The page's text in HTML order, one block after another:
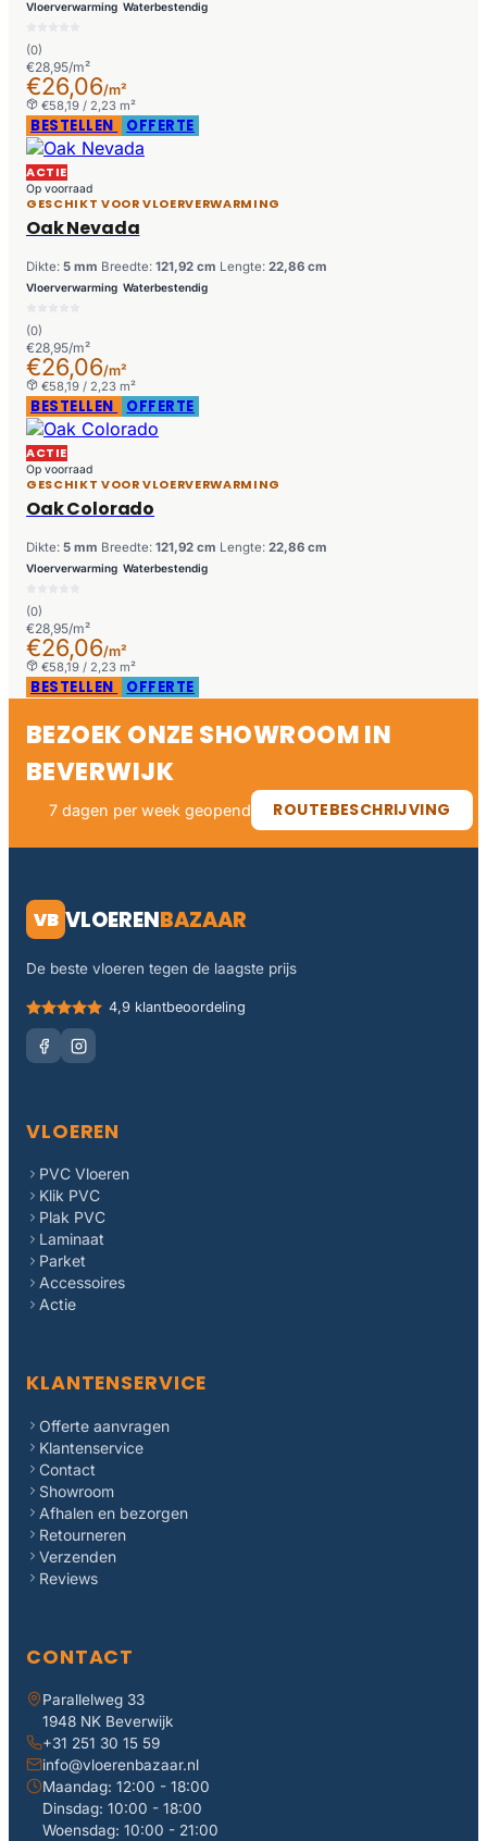
Vloerverwarming Waterbestendig
(0)
€28,95/m²
€26,06/m²
€58,19 / 2,23 m²
BESTELLEN OFFERTE
ACTIE
Op voorraad
GESCHIKT VOOR VLOERVERWARMING
Oak Nevada
Dikte: 5 mm Breedte: 121,92 cm Lengte: 22,86 cm
Vloerverwarming Waterbestendig
(0)
€28,95/m²
€26,06/m²
€58,19 / 2,23 m²
BESTELLEN OFFERTE
ACTIE
Op voorraad
GESCHIKT VOOR VLOERVERWARMING
Oak Colorado
Dikte: 5 mm Breedte: 121,92 cm Lengte: 22,86 cm
Vloerverwarming Waterbestendig
(0)
€28,95/m²
€26,06/m²
€58,19 / 2,23 m²
BESTELLEN OFFERTE
BEZOEK ONZE SHOWROOM IN
BEVERWIJK
7 dagen per week geopend ROUTEBESCHRIJVING
VB VLOERENBAZAAR
De beste vloeren tegen de laagste prijs
4,9 klantbeoordeling
VLOEREN
PVC Vloeren
Klik PVC
Plak PVC
Laminaat
Parket
Accessoires
Actie
KLANTENSERVICE
Offerte aanvragen
Klantenservice
Contact
Showroom
Afhalen en bezorgen
Retourneren
Verzenden
Reviews
CONTACT
Parallelweg 33
1948 NK Beverwijk
+31 251 30 15 59
info@vloerenbazaar.nl
Maandag: 12:00 - 18:00
Dinsdag: 10:00 - 18:00
Woensdag: 10:00 - 21:00